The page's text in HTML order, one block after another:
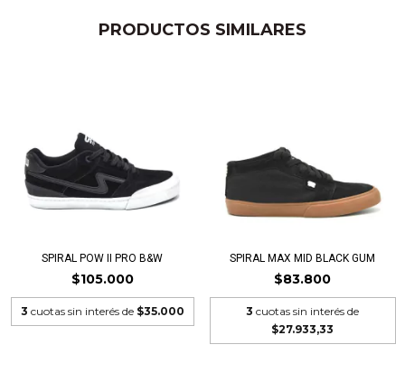
PRODUCTOS SIMILARES
SPIRAL POW II PRO B&W
$105.000
3 cuotas sin interés de $35.000
SPIRAL MAX MID BLACK GUM
$83.800
3 cuotas sin interés de
$27.933,33